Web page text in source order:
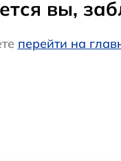
вы,
перейти на